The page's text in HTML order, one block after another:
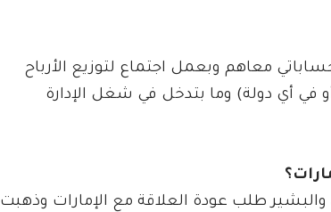
معاهم وبعمل اجتماع لتوزيع الأرباح
أي دولة) وما بتدخل في شغل الإدارة
طلب عودة العلاقة مع الإمارات وذهبت